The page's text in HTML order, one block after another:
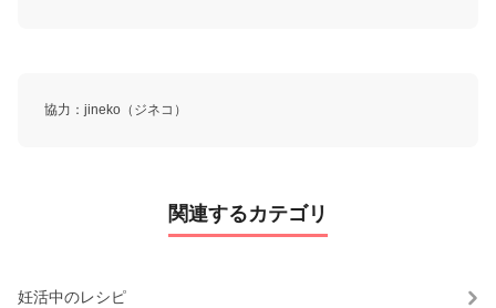
協力：jineko（ジネコ）
関連するカテゴリ
妊活中のレシピ